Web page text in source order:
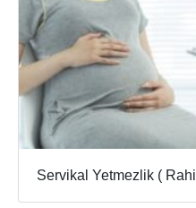
Servikal Yetmezlik (